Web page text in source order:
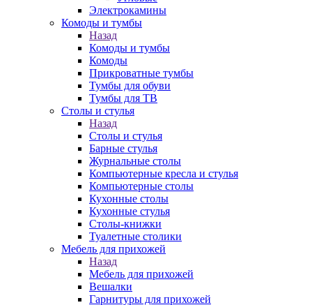
Электрокамины
Комоды и тумбы
Назад
Комоды и тумбы
Комоды
Прикроватные тумбы
Тумбы для обуви
Тумбы для ТВ
Столы и стулья
Назад
Столы и стулья
Барные стулья
Журнальные столы
Компьютерные кресла и стулья
Компьютерные столы
Кухонные столы
Кухонные стулья
Столы-книжки
Туалетные столики
Мебель для прихожей
Назад
Мебель для прихожей
Вешалки
Гарнитуры для прихожей